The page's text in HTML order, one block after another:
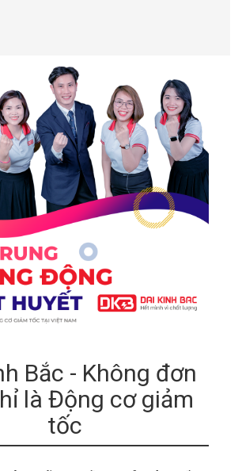
Bắc - Không đơn
là Động cơ giảm
tốc